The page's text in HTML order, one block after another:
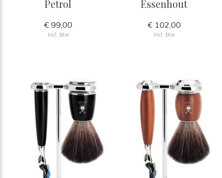
Petrol
€ 99,00
Incl. btw
Essenhout
€ 102,00
Incl. btw